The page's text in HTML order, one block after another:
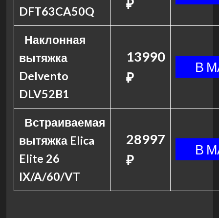
DFT63CA50Q ₽
Наклонная
вытяжка
Delvento
DLV52B1
13990
₽
Встраиваемая
вытяжка Elica
Elite 26
IX/A/60/VT
28997
₽